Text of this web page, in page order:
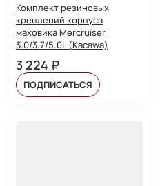
Комплект резиновых
креплений корпуса
маховика Mercruiser
3.0/3.7/5.0L (Kacawa)
3 224 ₽
ПОДПИСАТЬСЯ